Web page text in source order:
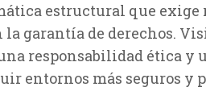
estructural que exige
la garantía de derechos.
responsabilidad ética y
entornos más seguros y